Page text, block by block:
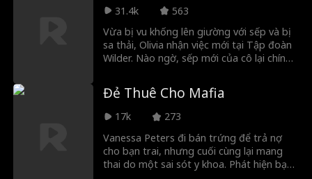
thành vợ hợp đồng của vị CEO quyền lực.
31.4k
563
Vừa bị vu khống lên giường với sếp và bị
sa thải, Olivia nhận việc mới tại Tập đoàn
Wilder. Nào ngờ, sếp mới của cô lại chính
đêm hôm trước! Olivia nói cả hai không
thể làm chung, nhưng Theo thách cô ở lại
và đánh cược: anh tự tin sẽ làm cô rung
động, còn Olivia cược cô đủ sức cưỡng lại
anh... Nhưng liệu cô có thể trụ được bao
lâu trước những màn tán tỉnh đầy quyến
rũ của sếp?
Đẻ Thuê Cho Mafia
17k
273
Vanessa Peters đi bán trứng để trả nợ
cho bạn trai, nhưng cuối cùng lại mang
thai do một sai sót y khoa. Phát hiện bạn